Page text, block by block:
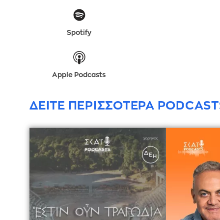
Spotify
Apple Podcasts
ΔΕΙΤΕ ΠΕΡΙΣΣΟΤΕΡΑ